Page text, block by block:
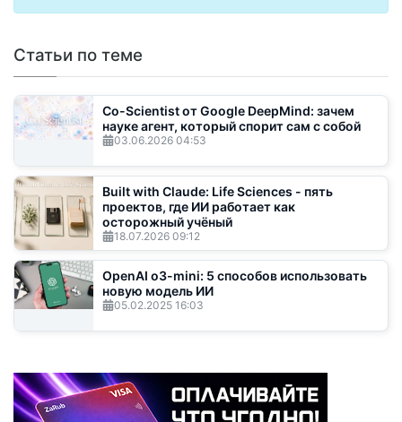
Статьи по теме
Co-Scientist от Google DeepMind: зачем
науке агент, который спорит сам с собой
03.06.2026 04:53
Built with Claude: Life Sciences - пять
проектов, где ИИ работает как
осторожный учёный
18.07.2026 09:12
OpenAI o3-mini: 5 способов использовать
новую модель ИИ
05.02.2025 16:03